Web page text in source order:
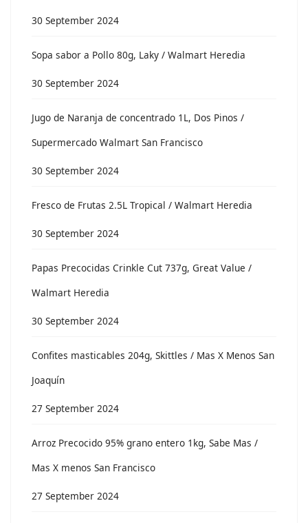
30 September 2024
Sopa sabor a Pollo 80g, Laky / Walmart Heredia
30 September 2024
Jugo de Naranja de concentrado 1L, Dos Pinos /
Supermercado Walmart San Francisco
30 September 2024
Fresco de Frutas 2.5L Tropical / Walmart Heredia
30 September 2024
Papas Precocidas Crinkle Cut 737g, Great Value /
Walmart Heredia
30 September 2024
Confites masticables 204g, Skittles / Mas X Menos San
Joaquín
27 September 2024
Arroz Precocido 95% grano entero 1kg, Sabe Mas /
Mas X menos San Francisco
27 September 2024